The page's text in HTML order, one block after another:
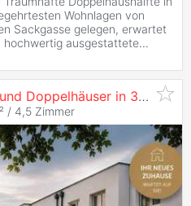
Wohnlagen von
Sackgasse gelegen, erwartet
hochwertig ausgestattete...
****NEUBAU****Reihen- und Doppelhäuser in 3130
/ 4,5 Zimmer